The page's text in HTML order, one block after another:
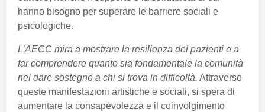
hanno bisogno per superare le barriere sociali e
psicologiche.
L’AECC mira a mostrare la resilienza dei pazienti e a
far comprendere quanto sia fondamentale la comunità
nel dare sostegno a chi si trova in difficoltà. Attraverso
queste manifestazioni artistiche e sociali, si spera di
aumentare la consapevolezza e il coinvolgimento